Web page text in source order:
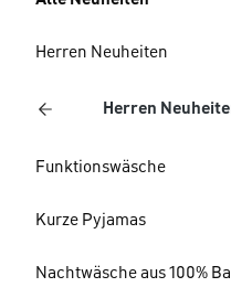
Herren Neuheiten
Herren
Funktionswäsche
Kurze Pyjamas
Nachtwäsche aus 100%